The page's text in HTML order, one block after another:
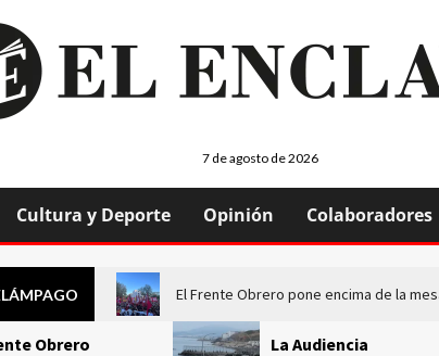
7 de agosto de 2026
Cultura y Deporte Opinión Colaboradores
El Frente Obrero pone encima de la
Obrero
La Audiencia